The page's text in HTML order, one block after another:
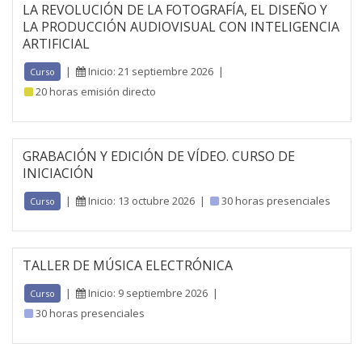
LA REVOLUCIÓN DE LA FOTOGRAFÍA, EL DISEÑO Y
LA PRODUCCIÓN AUDIOVISUAL CON INTELIGENCIA
ARTIFICIAL
Curso | Inicio: 21 septiembre 2026 |
20 horas emisión directo
GRABACIÓN Y EDICIÓN DE VÍDEO. CURSO DE
INICIACIÓN
Curso | Inicio: 13 octubre 2026 | 30 horas presenciales
TALLER DE MÚSICA ELECTRÓNICA
Curso | Inicio: 9 septiembre 2026 |
30 horas presenciales